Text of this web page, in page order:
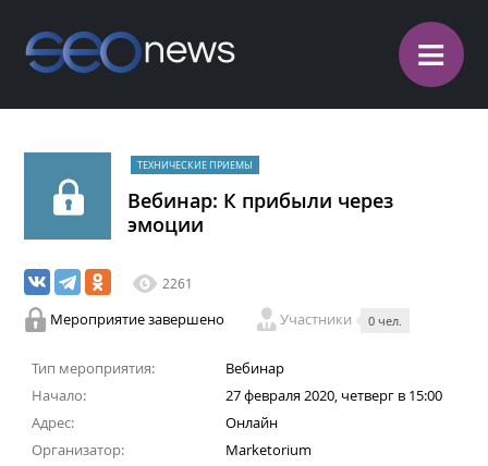
≡
ТЕХНИЧЕСКИЕ ПРИЕМЫ
Вебинар: К прибыли через
эмоции
2261
Мероприятие завершено Участники 0 чел.
Тип мероприятия:
Вебинар
Начало:
27 февраля 2020, четверг в 15:00
Адрес:
Онлайн
Организатор:
Marketorium